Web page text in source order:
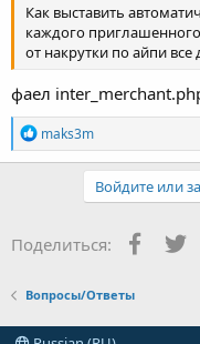
Как выставить
каждого
от накрутки по айпи все
фаел
Р
е
а
и
:
maks3m
Войдите или
Поделиться:
Вопросы/Ответы